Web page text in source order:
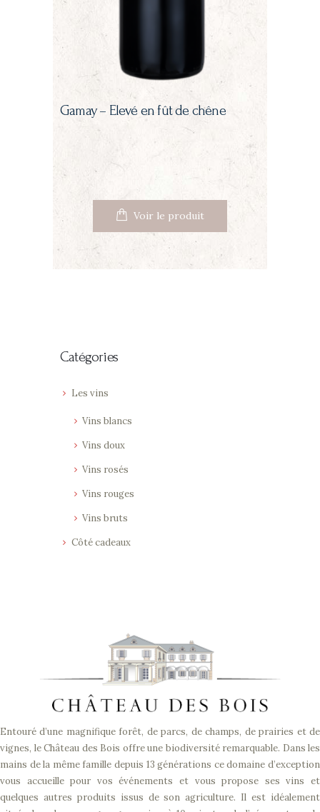
Gamay – Elevé en fût de chêne
Voir le produit
Catégories
Les vins
Vins blancs
Vins doux
Vins rosés
Vins rouges
Vins bruts
Côté cadeaux
Entouré d’une magnifique forêt, de parcs, de champs, de prairies et de
vignes, le Château des Bois offre une biodiversité remarquable. Dans les
mains de la même famille depuis 13 générations ce domaine d’exception
vous accueille pour vos événements et vous propose ses vins et
quelques autres produits issus de son agriculture. Il est idéalement